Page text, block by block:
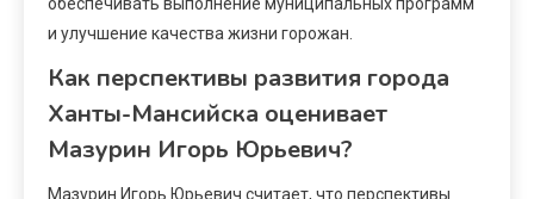
и улучшение качества жизни горожан.
Как перспективы развития города
Ханты-Мансийска оценивает
Мазурин Игорь Юрьевич?
Мазурин Игорь Юрьевич считает, что перспективы